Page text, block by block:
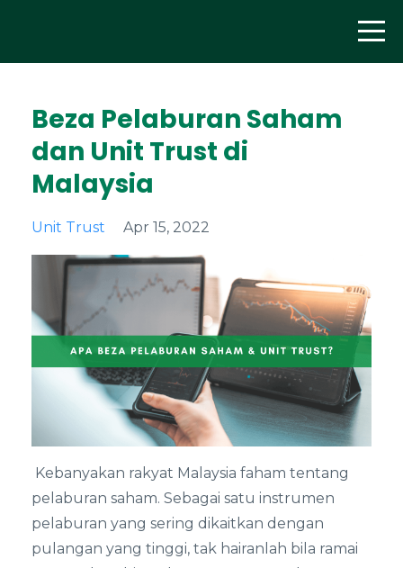
Beza Pelaburan Saham
dan Unit Trust di
Malaysia
Unit Trust Apr 15, 2022
Kebanyakan rakyat Malaysia faham tentang
pelaburan saham. Sebagai satu instrumen
pelaburan yang sering dikaitkan dengan
pulangan yang tinggi, tak hairanlah bila ramai